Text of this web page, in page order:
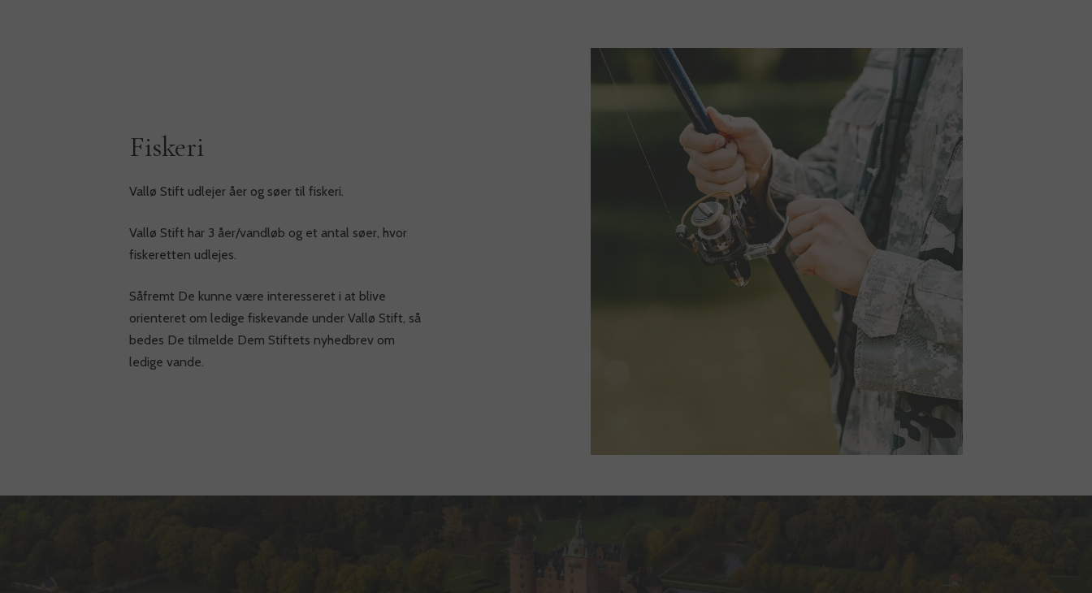
Fiskeri
Vallø Stift udlejer åer og søer til fiskeri.
Vallø Stift har 3 åer/vandløb og et antal søer, hvor
fiskeretten udlejes.
Såfremt De kunne være interesseret i at blive
orienteret om ledige fiskevande under Vallø Stift, så
bedes De tilmelde Dem Stiftets nyhedbrev om
ledige vande.